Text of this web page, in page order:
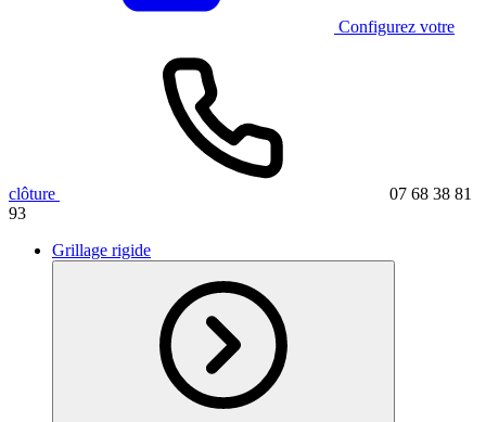
Configurez votre
clôture
07 68 38 81
93
Grillage rigide